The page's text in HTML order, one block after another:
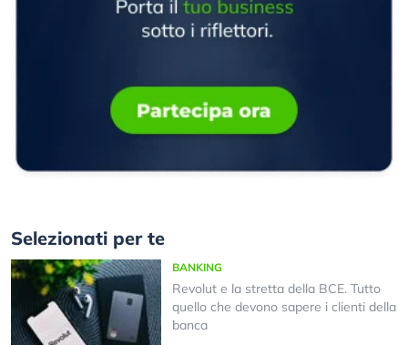
Selezionati per te
BANKING
Revolut e la stretta della BCE. Tutto
quello che devono sapere i clienti della
banca